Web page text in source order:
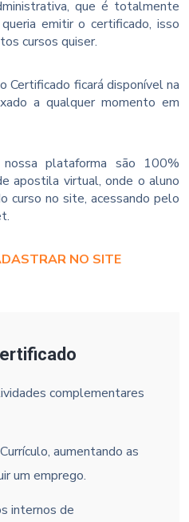
que é totalmente
emitir o certificado, isso
cursos quiser.
Certificado ficará disponível na
a qualquer momento em
plataforma são 100%
apostila virtual, onde o aluno
curso no site, acessando pelo
NO SITE
complementares
aumentando as
um emprego.
internos de